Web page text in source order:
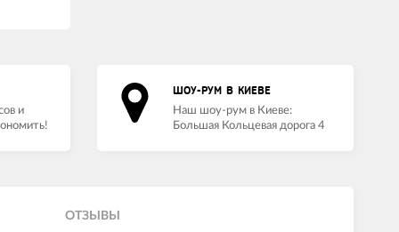
и
ШОУ-РУМ В КИЕВЕ
Наш шоу-рум в Киеве:
Большая Кольцевая дорога 4
ОТЗЫВЫ